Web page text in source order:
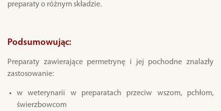
preparaty o różnym składzie.
Podsumowując:
Preparaty zawierające permetrynę i jej pochodne znalazły
zastosowanie:
w weterynarii w preparatach przeciw wszom, pchłom,
świerzbowcom